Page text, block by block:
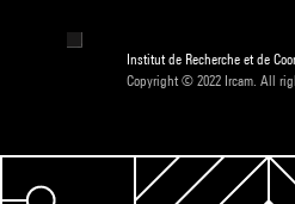
Institut de Recherche et de
Copyright © 2022 Ircam. All